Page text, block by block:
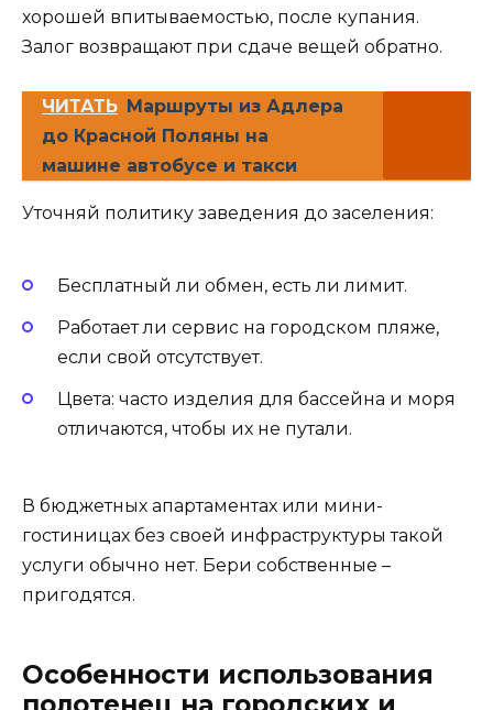
хорошей впитываемостью, после купания.
Залог возвращают при сдаче вещей обратно.
ЧИТАТЬ Маршруты из Адлера
до Красной Поляны на
машине автобусе и такси
Уточняй политику заведения до заселения:
Бесплатный ли обмен, есть ли лимит.
Работает ли сервис на городском пляже,
если свой отсутствует.
Цвета: часто изделия для бассейна и моря
отличаются, чтобы их не путали.
В бюджетных апартаментах или мини-
гостиницах без своей инфраструктуры такой
услуги обычно нет. Бери собственные –
пригодятся.
Особенности использования